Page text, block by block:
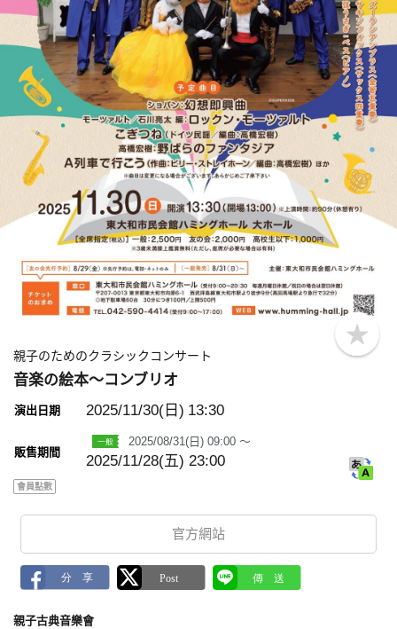
b
o
親子のためのクラシックコンサート
音楽の絵本～コンブリオ
演出日期 2025/11/30(日) 13:30
販售期間
2025/08/31(日) 09:00 ～
2025/11/28(五) 23:00
會員點數
官方網站
親子古典音樂會